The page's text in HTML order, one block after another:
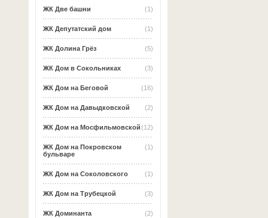
(1)
ЖК Две башни
(1)
ЖК Депутатский дом
(5)
ЖК Долина Грёз
(3)
ЖК Дом в Сокольниках
(16)
ЖК Дом на Беговой
(2)
ЖК Дом на Давыдковской
(12)
ЖК Дом на Мосфильмовской
(1)
ЖК Дом на Покровском
бульваре
(1)
ЖК Дом на Соколовского
(3)
ЖК Дом на Трубецкой
(2)
ЖК Доминанта